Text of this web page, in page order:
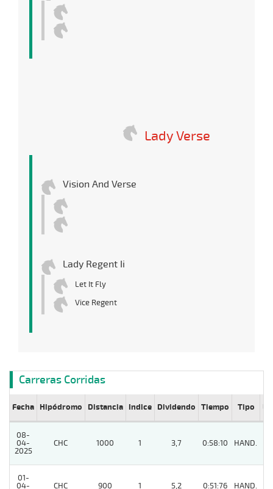
Lady Verse
Vision And Verse
Lady Regent Ii
Let It Fly
Vice Regent
Carreras Corridas
Fecha Hipódromo Distancia Indice Dividendo Tiempo Tipo Lº
08-
04-
2025
CHC 1000 1 3,7 0:58:10 HAND.
01-
04-
CHC 900 1 5,2 0:51:76 HAND.